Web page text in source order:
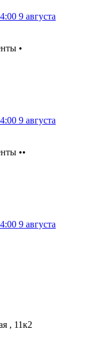
9 августа
•
9 августа
••
9 августа
, 11к2